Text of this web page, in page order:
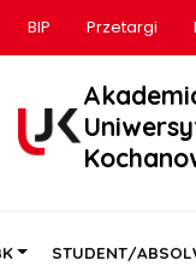
BIP Przetargi
STUDENT/